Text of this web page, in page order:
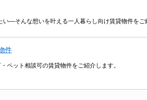
―そんな想いを叶える一人暮らし向け賃貸物件をご
件
ペット相談可の賃貸物件をご紹介します。